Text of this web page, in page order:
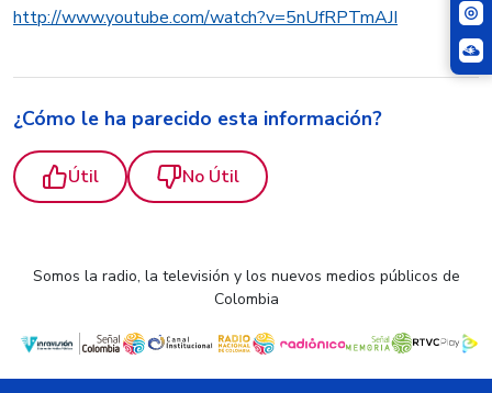
http://www.youtube.com/watch?v=5nUfRPTmAJI
¿Cómo le ha parecido esta información?
Útil No Útil
Somos la radio, la televisión y los nuevos medios públicos de
Colombia